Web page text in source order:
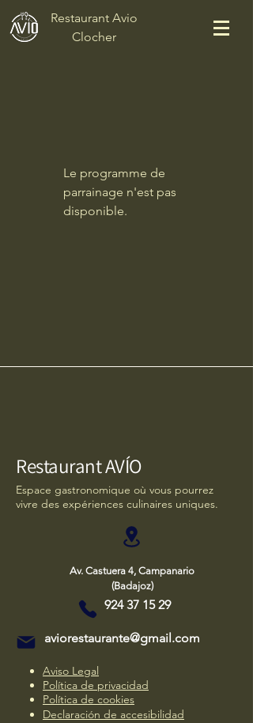
Restaurant Avio
Clocher
Le programme de
parrainage n'est pas
disponible.
Restaurant AVÍO
Espace gastronomique où vous pourrez
vivre des expériences culinaires uniques.
Av. Castuera 4, Campanario
(Badajoz)
924 37 15 29
aviorestaurante@gmail.com
Aviso Legal
Política de privacidad
Política de cookies
Declaración de accesibilidad